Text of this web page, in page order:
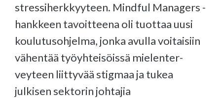
stressiherkkyyteen. Mindful Managers -
hankkeen tavoitteena oli tuottaa uusi
koulutusohjelma, jonka avulla voitaisiin
vähentää työyhteisöissä mielenter-
veyteen liittyvää stigmaa ja tukea
julkisen sektorin johtajia